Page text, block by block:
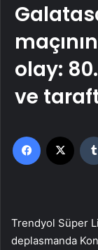
olay:
ve
Facebook
Trendyol Süper
deplasmanda